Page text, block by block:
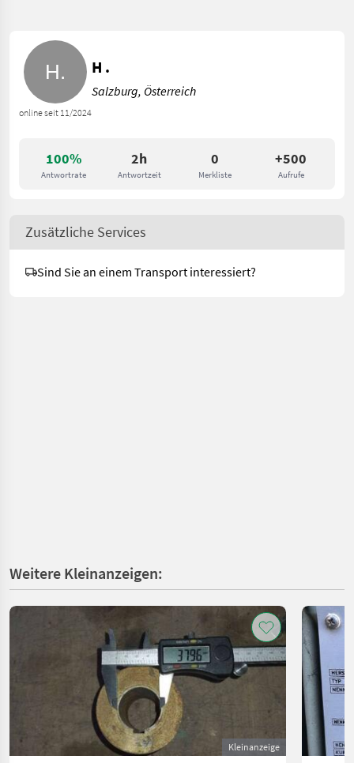
100%
Antwortrate
2h
Antwortzeit
0
Merkliste
+500
Aufrufe
online seit 11/2024
H .
Salzburg, Österreich
Zusätzliche Services
Sind Sie an einem Transport interessiert?
Weitere Kleinanzeigen:
Kleinanzeige